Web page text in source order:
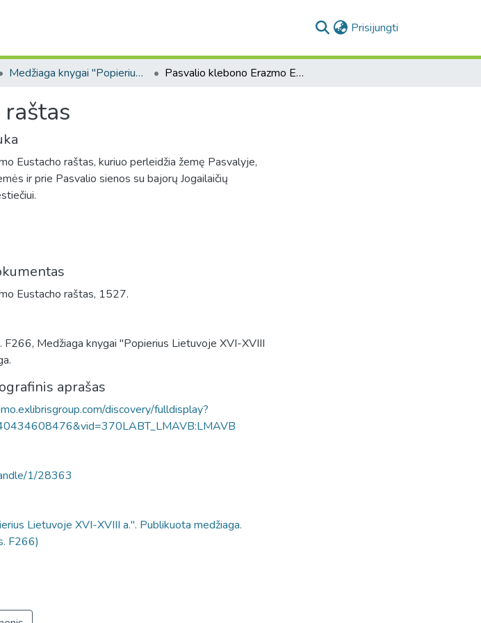
Prisijungti
Medžiaga knygai "Popierius Lietuvoje XVI-XVIII a.". Publikuota medžiaga. (Laucevičius Edmundas. F266) Pasvalio klebono Erazmo Eustacho raštas
Eustacho raštas, kuriuo perleidžia žemę Pasvalyje,
ir prie Pasvalio sienos su bajorų Jogailaičių
Eustacho raštas, 1527.
F266, Medžiaga knygai "Popierius Lietuvoje XVI-XVIII
aprašas
discovery/fulldisplay?
1/28363
Lietuvoje XVI-XVIII a.". Publikuota medžiaga.
F266)